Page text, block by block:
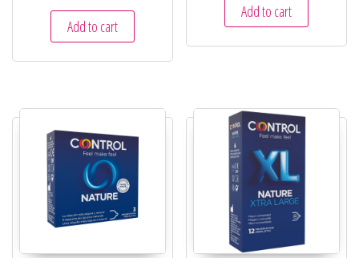
Add to cart
Add to cart